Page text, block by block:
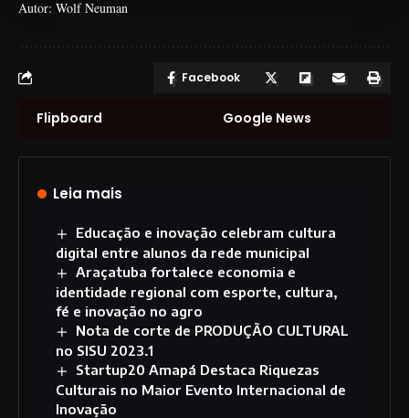
Autor: Wolf Neuman
Facebook
Flipboard Google News
Leia mais
Educação e inovação celebram cultura
digital entre alunos da rede municipal
Araçatuba fortalece economia e
identidade regional com esporte, cultura,
fé e inovação no agro
Nota de corte de PRODUÇÃO CULTURAL
no SISU 2023.1
Startup20 Amapá Destaca Riquezas
Culturais no Maior Evento Internacional de
Inovação